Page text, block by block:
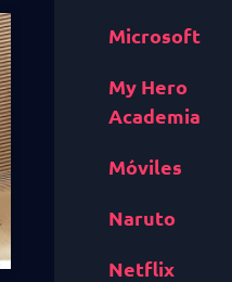
Microsoft
My Hero
Academia
Móviles
Naruto
Netflix